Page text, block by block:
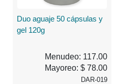
Duo aguaje 50 cápsulas y
gel 120g
Menudeo: 117.00
Mayoreo: $ 78.00
DAR-019